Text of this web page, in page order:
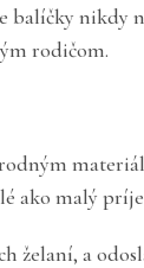
balíčky nikdy
rodičom.
ako malý
želaní, a